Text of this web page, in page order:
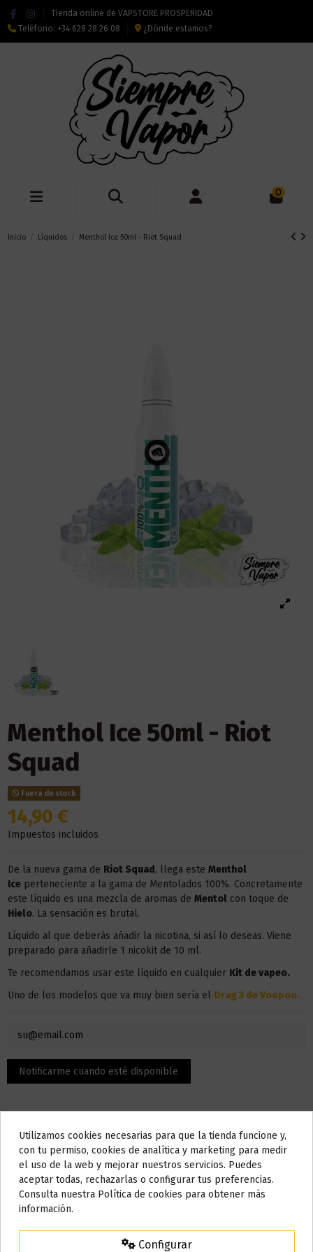
Tienda online de VAPSTORE PROSPERIDAD
Teléfono: +34 628 28 26 08 ¿Dónde estamos?
0
Inicio Líquidos Menthol Ice 50ml - Riot Squad
Menthol Ice 50ml - Riot
Squad
Fuera de stock
14,90 €
Impuestos incluidos
De la nueva gama de Riot Squad , llega este Menthol
Iceperteneciente a la gama de Mentolados 100%. Concretamente
este líquido es una mezcla de aromas de Mentolcon toque de
Hielo. La sensación es brutal.
Líquido al que deberás añadir la nicotina, si así lo deseas. Viene
preparado para añadirle 1 nicokit de 10 ml.
Te recomendamos usar este líquido en cualquier Kit de vapeo.
Uno de los modelos que va muy bien sería el Drag 3 de Voopoo.
Descripción
El contenido son 50 ml, pero la botella admite hasta 10 ml,
Do not show again.
AVISO IMPORTANTE
Nos tomamos unos días
Todos los pedidos realizados desde el
Utilizamos cookies necesarias para que la tienda funcione y,
con tu permiso, cookies de analítica y marketing para medir
el uso de la web y mejorar nuestros servicios. Puedes
aceptar todas, rechazarlas o configurar tus preferencias.
Consulta nuestra Política de cookies para obtener más
información.
Configurar